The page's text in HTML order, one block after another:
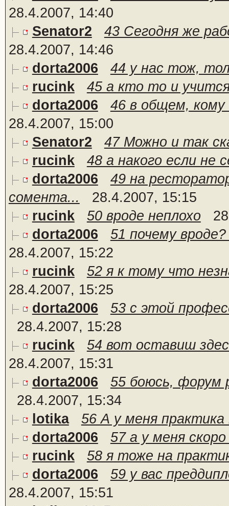
28.4.2007, 14:40
Senator2
43 Сегодня же
28.4.2007, 14:46
dorta2006
44 у нас тож,
rucink
45 а кто то и
dorta2006
46 в общем, кому
28.4.2007, 15:00
Senator2
47 Можно и так
rucink
48 а накого если не
dorta2006
49 на
сомента...
28.4.2007, 15:15
rucink
50 вроде неплохо
dorta2006
51 почему
28.4.2007, 15:22
rucink
52 я к тому что
28.4.2007, 15:25
dorta2006
53 с этой
28.4.2007, 15:28
rucink
54 вот оставиш
28.4.2007, 15:31
dorta2006
55 боюсь, форум
28.4.2007, 15:34
lotika
56 А у меня практика
dorta2006
57 а у меня
rucink
58 я тоже на
dorta2006
59 у вас
28.4.2007, 15:51